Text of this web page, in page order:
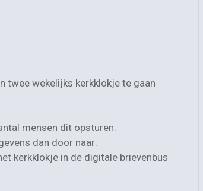
twee wekelijks kerkklokje te gaan
mensen dit opsturen.
dan door naar:
kerkklokje in de digitale brievenbus